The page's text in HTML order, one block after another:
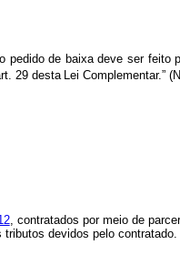
o pedido de baixa deve ser feito
29 desta Lei Complementar.”(N
, contratados por meio de
devidos pelo contratado.